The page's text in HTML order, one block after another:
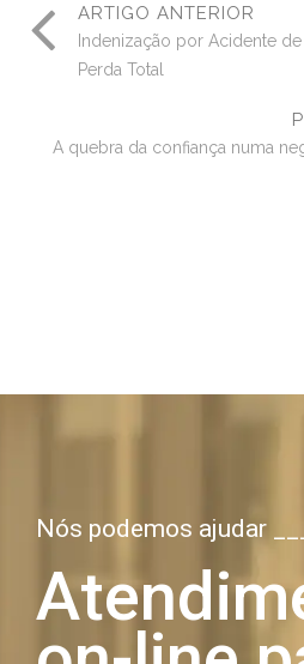
ARTIGO ANTERIOR
Indenização por Acidente
Perda Total
A quebra da confiança numa
Nós podemos ajudar